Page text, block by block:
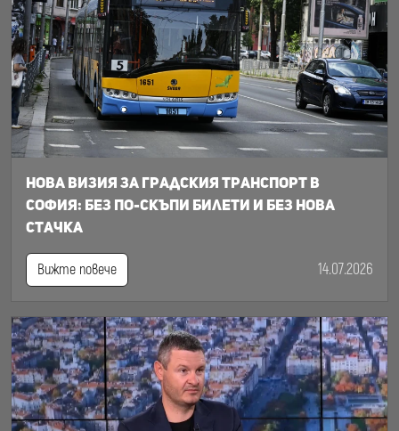
Нова визия за градския транспорт в
София: Без по-скъпи билети и без нова
стачка
Вижте повече 14.07.2026